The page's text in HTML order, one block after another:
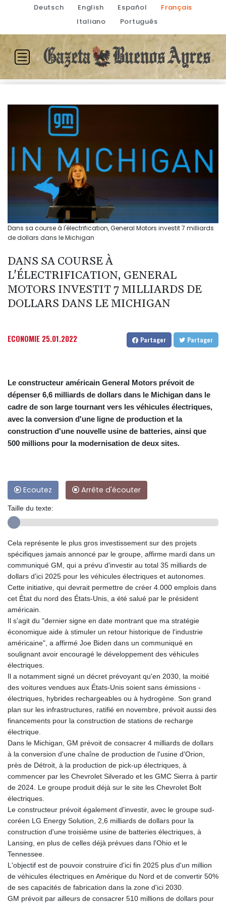
Deutsch English Español
Français
Italiano
Português
Dans sa course à l'électrification, General Motors investit 7 milliards
de dollars dans le Michigan
DANS SA COURSE À
L'ÉLECTRIFICATION, GENERAL
MOTORS INVESTIT 7 MILLIARDS DE
DOLLARS DANS LE MICHIGAN
ECONOMIE 25.01.2022 Partager Partager
Le constructeur américain General Motors prévoit de
dépenser 6,6 milliards de dollars dans le Michigan dans le
cadre de son large tournant vers les véhicules électriques,
avec la conversion d'une ligne de production et la
construction d'une nouvelle usine de batteries, ainsi que
500 millions pour la modernisation de deux sites.
Ecoutez Arrête d'écouter
Taille du texte:
Cela représente le plus gros investissement sur des projets
spécifiques jamais annoncé par le groupe, affirme mardi dans un
communiqué GM, qui a prévu d'investir au total 35 milliards de
dollars d'ici 2025 pour les véhicules électriques et autonomes.
Cette initiative, qui devrait permettre de créer 4.000 emplois dans
cet État du nord des États-Unis, a été salué par le président
américain.
Il s'agit du "dernier signe en date montrant que ma stratégie
économique aide à stimuler un retour historique de l'industrie
américaine", a affirmé Joe Biden dans un communiqué en
soulignant avoir encouragé le développement des véhicules
électriques.
Il a notamment signé un décret prévoyant qu'en 2030, la moitié
des voitures vendues aux États-Unis soient sans émissions -
électriques, hybrides rechargeables ou à hydrogène. Son grand
plan sur les infrastructures, ratifié en novembre, prévoit aussi des
financements pour la construction de stations de recharge
électrique.
Dans le Michigan, GM prévoit de consacrer 4 milliards de dollars
à la conversion d'une chaîne de production de l'usine d'Orion,
près de Détroit, à la production de pick-up électriques, à
commencer par les Chevrolet Silverado et les GMC Sierra à partir
de 2024. Le groupe produit déjà sur le site les Chevrolet Bolt
électriques.
Le constructeur prévoit également d'investir, avec le groupe sud-
coréen LG Energy Solution, 2,6 milliards de dollars pour la
construction d'une troisième usine de batteries électriques, à
Lansing, en plus de celles déjà prévues dans l'Ohio et le
Tennessee.
L'objectif est de pouvoir construire d'ici fin 2025 plus d'un million
de véhicules électriques en Amérique du Nord et de convertir 50%
de ses capacités de fabrication dans la zone d'ici 2030.
GM prévoit par ailleurs de consacrer 510 millions de dollars pour